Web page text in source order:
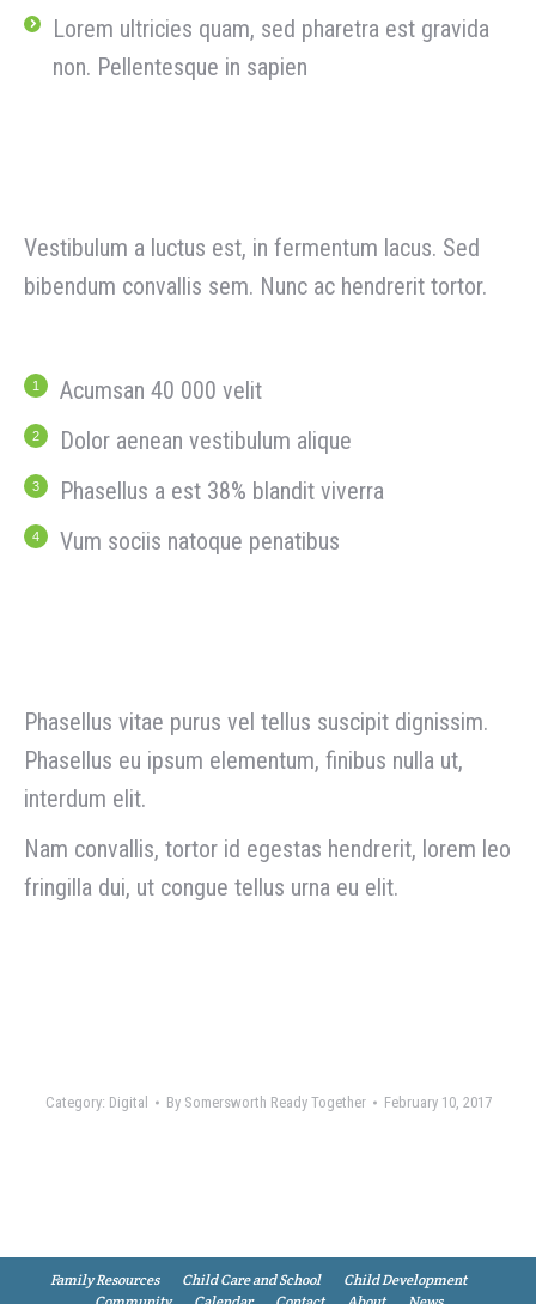
Lorem ultricies quam, sed pharetra est gravida
non. Pellentesque in sapien
Vestibulum a luctus est, in fermentum lacus. Sed
bibendum convallis sem. Nunc ac hendrerit tortor.
Acumsan 40 000 velit
Dolor aenean vestibulum alique
Phasellus a est 38% blandit viverra
Vum sociis natoque penatibus
Phasellus vitae purus vel tellus suscipit dignissim.
Phasellus eu ipsum elementum, finibus nulla ut,
interdum elit.
Nam convallis, tortor id egestas hendrerit, lorem leo
fringilla dui, ut congue tellus urna eu elit.
Category: Digital By Somersworth Ready Together February 10, 2017
Family Resources Child Care and School
Child Development